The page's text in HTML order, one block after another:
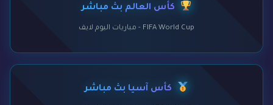
كأس العالم بث مباشر
FIFA World Cup - مباريات اليوم لايف
كأس آسيا بث مباشر